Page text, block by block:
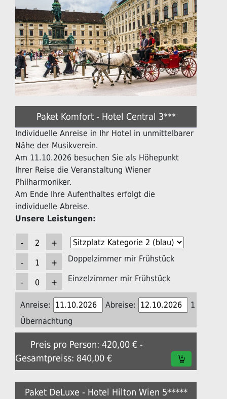
Paket Komfort - Hotel Central 3***
Individuelle Anreise in Ihr Hotel in unmittelbarer
Nähe der Musikverein.
Am 11.10.2026 besuchen Sie als Höhepunkt
Ihrer Reise die Veranstaltung Wiener
Philharmoniker.
Am Ende Ihre Aufenthaltes erfolgt die
individuelle Abreise.
Unsere Leistungen:
Doppelzimmer mir Frühstück
Einzelzimmer mir Frühstück
Anreise: Abreise:
1
Übernachtung
Preis pro Person: 420,00 € -
Gesamtpreiss: 840,00 €
Paket DeLuxe - Hotel Hilton Wien 5*****